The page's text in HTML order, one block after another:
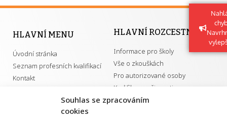
Souhlas se zpracováním
cookies
HLAVNÍ MENU
Úvodní stránka
Seznam profesních kvalifikací
Kontakt
HLAVNÍ ROZCESTNÍK
Informace pro školy
Vše o zkouškách
Pro autorizované osoby
Kvalifikace a živnosti